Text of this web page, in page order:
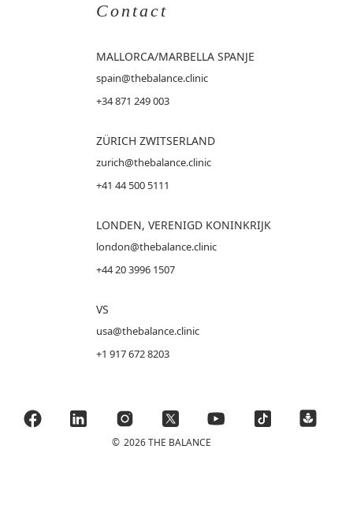
Contact
MALLORCA/MARBELLA SPANJE
spain@thebalance.clinic
+34 871 249 003
ZÜRICH ZWITSERLAND
zurich@thebalance.clinic
+41 44 500 5111
LONDEN, VERENIGD KONINKRIJK
london@thebalance.clinic
+44 20 3996 1507
VS
usa@thebalance.clinic
+1 917 672 8203
© 2026 THE BALANCE